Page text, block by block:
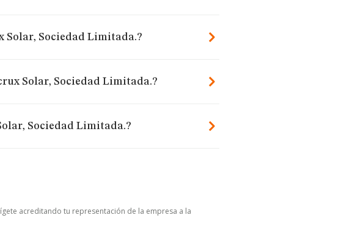
Solar, Sociedad Limitada.?
Solar, Sociedad Limitada.?
Sociedad Limitada.?
acreditando tu representación de la empresa a la